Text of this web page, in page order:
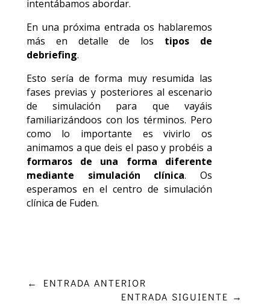
intentábamos abordar.
En una próxima entrada os hablaremos
más en detalle de los tipos de
debriefing.
Esto sería de forma muy resumida las
fases previas y posteriores al escenario
de simulación para que vayáis
familiarizándoos con los términos. Pero
como lo importante es vivirlo os
animamos a que deis el paso y probéis a
formaros de una forma diferente
mediante simulación clínica. Os
esperamos en el centro de simulación
clínica de Fuden.
← ENTRADA ANTERIOR
ENTRADA SIGUIENTE →